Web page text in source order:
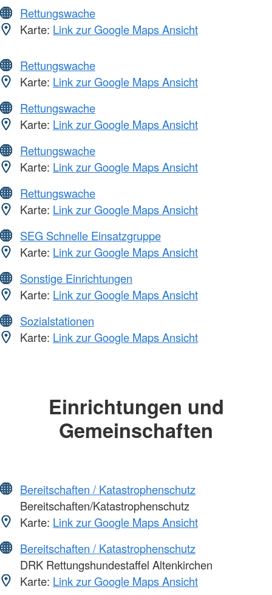
Rettungswache
Karte: Link zur Google Maps Ansicht
Rettungswache
Karte: Link zur Google Maps Ansicht
Rettungswache
Karte: Link zur Google Maps Ansicht
Rettungswache
Karte: Link zur Google Maps Ansicht
Rettungswache
Karte: Link zur Google Maps Ansicht
SEG Schnelle Einsatzgruppe
Karte: Link zur Google Maps Ansicht
Sonstige Einrichtungen
Karte: Link zur Google Maps Ansicht
Sozialstationen
Karte: Link zur Google Maps Ansicht
Einrichtungen und
Gemeinschaften
Bereitschaften / Katastrophenschutz
Bereitschaften/Katastrophenschutz
Karte: Link zur Google Maps Ansicht
Bereitschaften / Katastrophenschutz
DRK Rettungshundestaffel Altenkirchen
Karte: Link zur Google Maps Ansicht